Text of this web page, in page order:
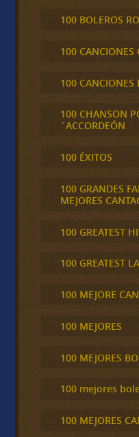
100 BOLEROS
100 CANCIONES
100 CANCIONES
100 CHANSON
´ACCORDEÓN
100 ÉXITOS
100 GRANDES
MEJORES
100 GREATEST
100 GREATEST
100 MEJORE
100 MEJORES
100 MEJORES
100 mejores
100 MEJORES